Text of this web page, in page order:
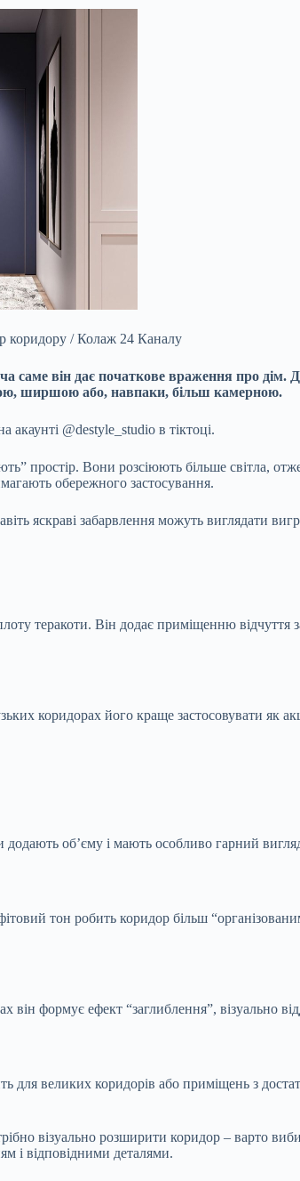
коридору / Колаж 24 Каналу
саме він дає початкове враження про
ширшою або, навпаки, більш камерною.
акаунті @destyle_studio в тіктоці.
простір. Вони розсіюють більше світла,
обережного застосування.
яскраві забарвлення можуть виглядати
теракоти. Він додає приміщенню
коридорах його краще застосовувати як
об’єму і мають особливо гарний
тон робить коридор більш
він формує ефект “заглиблення”,
для великих коридорів або приміщень з
візуально розширити коридор – варто
і відповідними деталями.